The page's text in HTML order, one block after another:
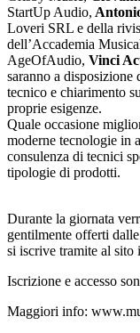
StartUp Audio,
Loveri SRL e della
dell’Accademia
AgeOfAudio, Vinci
saranno a
tecnico e chiarimento
proprie esigenze.
Quale occasione
moderne tecnologie in
consulenza di tecnici
tipologie di prodotti.
Durante la giornata
gentilmente offerti
si iscrive tramite al sito
Iscrizione e accesso
Maggiori info: